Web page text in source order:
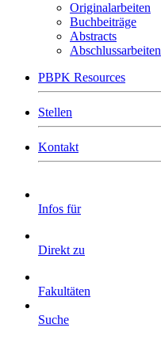
Originalarbeiten
Buchbeiträge
Abstracts
Abschlussarbeiten
PBPK Resources
Stellen
Kontakt
Infos für
Direkt zu
Fakultäten
Suche